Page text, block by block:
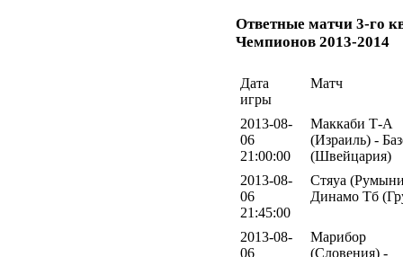
Ответные матчи 3-го
Чемпионов 2013-2014
Дата
игры
Матч
2013-08-
06
21:00:00
Маккаби Т-А
(Израиль) -
(Швейцария)
2013-08-
06
21:45:00
Стяуа
Динамо Тб
2013-08-
06
Марибор
(Словения) -